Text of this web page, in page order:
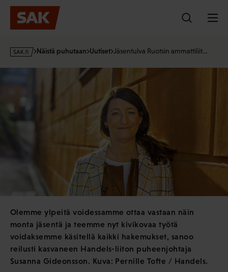
Hyppää
sisältöön
s
Näistä puhutaan Uutiset Jäsentulva Ruotsin ammattiliit…
Olemme ylpeitä voidessamme ottaa vastaan näin
monta jäsentä ja teemme nyt kivikovaa työtä
voidaksemme käsitellä kaikki hakemukset, sanoo
reilusti kasvaneen Handels-liiton puheenjohtaja
Susanna Gideonsson. Kuva: Pernille Tofte / Handels.